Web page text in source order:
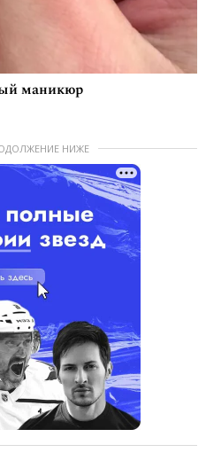
маникюр
НИЖЕ